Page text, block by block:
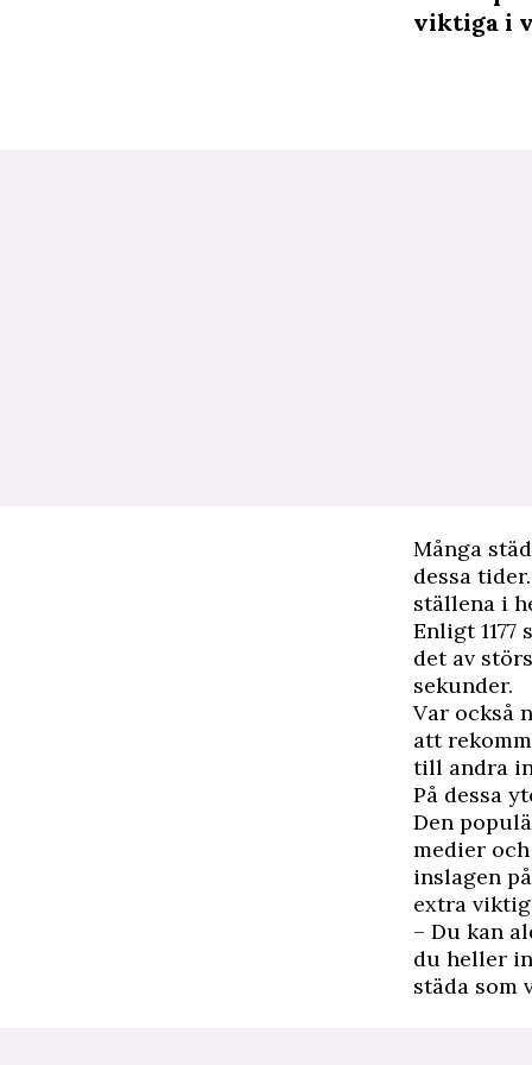
viktiga i
Många
dessa
ställena i
Enligt1177
det av
sekunder.
Var också
att
till andra
På dessa
Den
medier
inslagen
extra
– Du kan
du heller
städa som